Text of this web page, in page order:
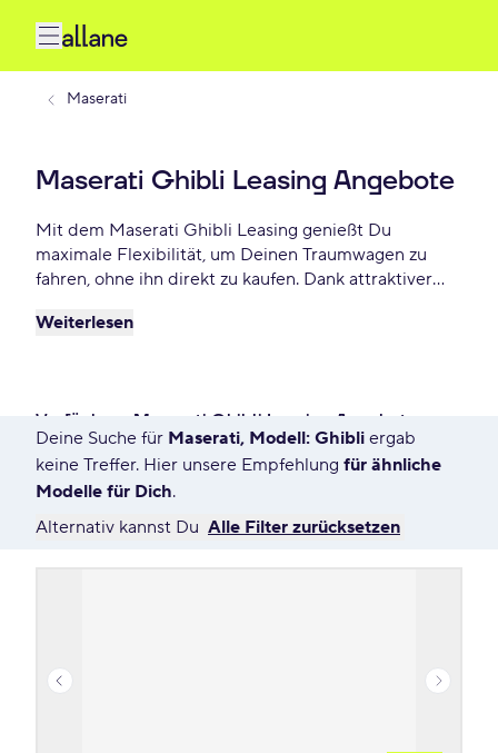
Maserati
Maserati Ghibli Leasing Angebote
Mit dem Maserati Ghibli Leasing genießt Du
maximale Flexibilität, um Deinen Traumwagen zu
fahren, ohne ihn direkt zu kaufen. Dank attraktiver
monatlichen Raten bietet Maserati Ghibli Leasing
monatlich.
Weiterlesen
Verfügbare Maserati Ghibli Leasing Angebote
7529 Angebote für Deine Suche
Deine Suche für Maserati, Modell: Ghibli ergab
keine Treffer. Hier unsere Empfehlung für ähnliche
Modelle für Dich.
Alternativ kannst Du Alle Filter zurücksetzen